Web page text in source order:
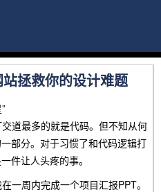
拯救你的设计难题
道最多的就是代码。但不知从何
部分。对于习惯了和代码逻辑打
件让人头疼的事。
一周内完成一个项目汇报PPT。